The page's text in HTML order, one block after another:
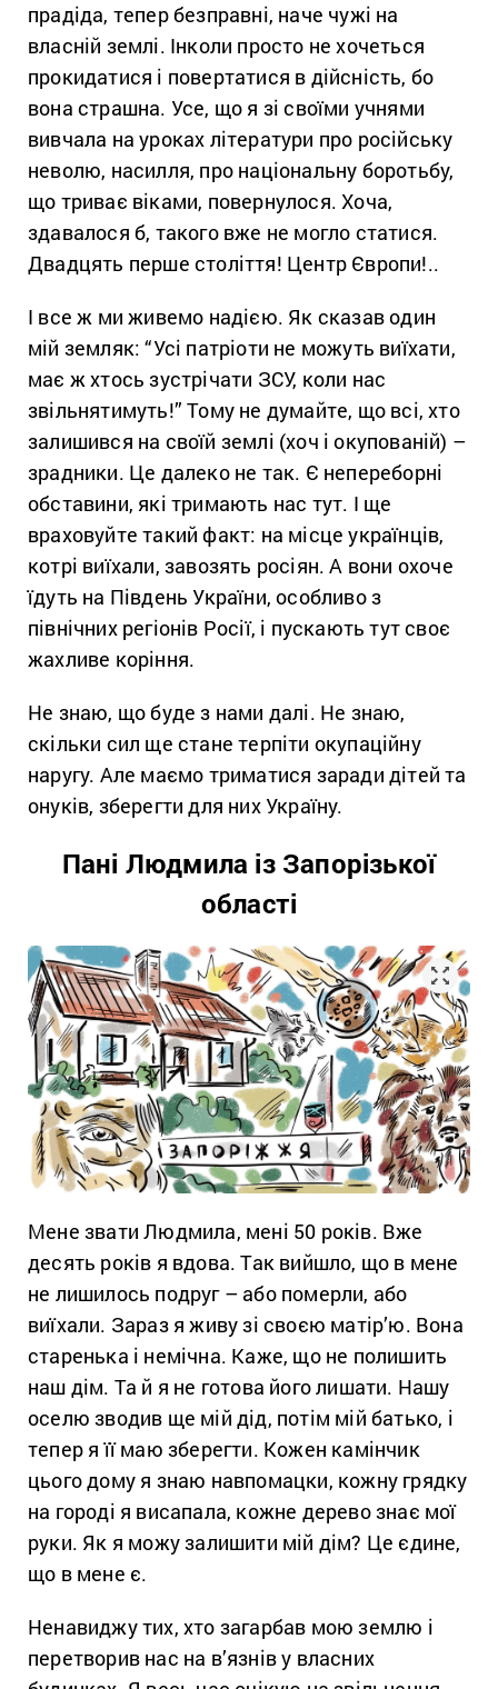
прадіда, тепер безправні, наче чужі на
власній землі. Інколи просто не хочеться
прокидатися і повертатися в дійсність, бо
вона страшна. Усе, що я зі своїми учнями
вивчала на уроках літератури про російську
неволю, насилля, про національну боротьбу,
що триває віками, повернулося. Хоча,
здавалося б, такого вже не могло статися.
Двадцять перше століття! Центр Європи!..
І все ж ми живемо надією. Як сказав один
мій земляк: “Усі патріоти не можуть виїхати,
має ж хтось зустрічати ЗСУ, коли нас
звільнятимуть!” Тому не думайте, що всі, хто
залишився на своїй землі (хоч і окупованій) –
зрадники. Це далеко не так. Є непереборні
обставини, які тримають нас тут. І ще
враховуйте такий факт: на місце українців,
котрі виїхали, завозять росіян. А вони охоче
їдуть на Південь України, особливо з
північних регіонів Росії, і пускають тут своє
жахливе коріння.
Не знаю, що буде з нами далі. Не знаю,
скільки сил ще стане терпіти окупаційну
наругу. Але маємо триматися заради дітей та
онуків, зберегти для них Україну.
Пані Людмила із Запорізької
області
Мене звати Людмила, мені 50 років. Вже
десять років я вдова. Так вийшло, що в мене
не лишилось подруг – або померли, або
виїхали. Зараз я живу зі своєю матір’ю. Вона
старенька і немічна. Каже, що не полишить
наш дім. Та й я не готова його лишати. Нашу
оселю зводив ще мій дід, потім мій батько, і
тепер я її маю зберегти. Кожен камінчик
цього дому я знаю навпомацки, кожну грядку
на городі я висапала, кожне дерево знає мої
руки. Як я можу залишити мій дім? Це єдине,
що в мене є.
Ненавиджу тих, хто загарбав мою землю і
перетворив нас на в’язнів у власних